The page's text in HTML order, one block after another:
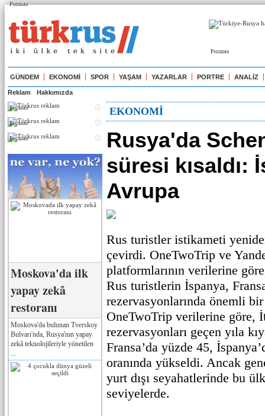
Реклама
Реклама
GÜNDEM EKONOMİ SPOR YAŞAM YAZARLAR PORTRE ANALİZ
Reklam Hakkımızda
Реклама
Реклама
Реклама
Moskova'da ilk
yapay zekâ
restoranı
Moskova'da bulunan Tverskoy
Bulvarı'nda, Rusya'nın yapay
zekâ teknolojileriyle yönetilen
EKONOMİ
Rusya'da
süresi kısaldı:
Avrupa
Rus turistler istikameti
çevirdi. OneTwoTrip ve
platformlarının verilerine
Rus turistlerin İspanya,
rezervasyonlarında önemli bir
OneTwoTrip verilerine göre,
rezervasyonları geçen yıla
Fransa’da yüzde 45,
oranında yükseldi. Ancak
yurt dışı seyahatlerinde bu
seviyelerde.